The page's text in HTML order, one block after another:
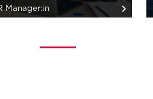
Manager:in